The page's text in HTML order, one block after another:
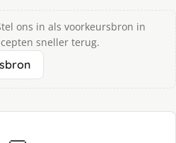
ons in als voorkeursbron in
sneller terug.